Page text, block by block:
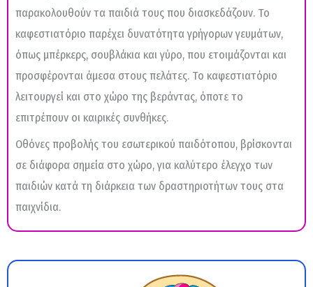
παρακολουθούν τα παιδιά τους που διασκεδάζουν. Το
καφεστιατόριο παρέχει δυνατότητα γρήγορων γευμάτων,
όπως μπέρκερς, σουβλάκια και γύρο, που ετοιμάζονται και
προσφέρονται άμεσα στους πελάτες. Το καφεστιατόριο
λειτουργεί και στο χώρο της βεράντας, όποτε το
επιτρέπουν οι καιρικές συνθήκες.
Οθόνες προβολής του εσωτερικού παιδότοπου, βρίσκονται
σε διάφορα σημεία στο χώρο, για καλύτερο έλεγχο των
παιδιών κατά τη διάρκεια των δραστηριοτήτων τους στα
παιχνίδια.